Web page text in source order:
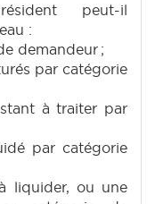
peut-il
:
demandeur ;
par catégorie
à traiter par
par catégorie
liquider, ou une